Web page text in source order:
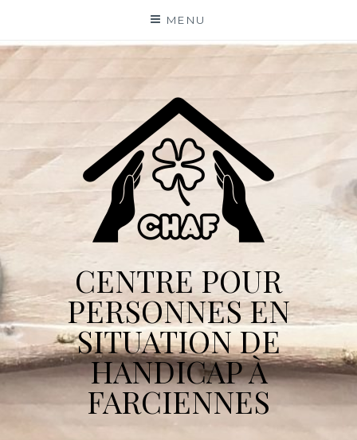
content
MENU
CENTRE POUR
PERSONNES EN
SITUATION DE
HANDICAP À
FARCIENNES